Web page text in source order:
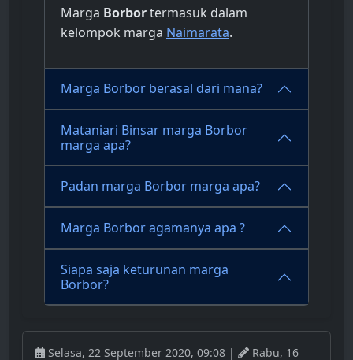
Marga Borbortermasuk dalam
kelompok marga Naimarata.
Marga Borbor berasal dari mana?
Mataniari Binsar marga Borbor
marga apa?
Padan marga Borbor marga apa?
Marga Borbor agamanya apa ?
Siapa saja keturunan marga
Borbor?
Selasa, 22 September 2020, 09:08 |
Rabu, 16